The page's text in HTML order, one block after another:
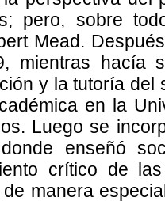
pero, sobre
Mead.
mientras hacía
y la tutoría del
en la
Luego se
enseñó
crítico de
manera